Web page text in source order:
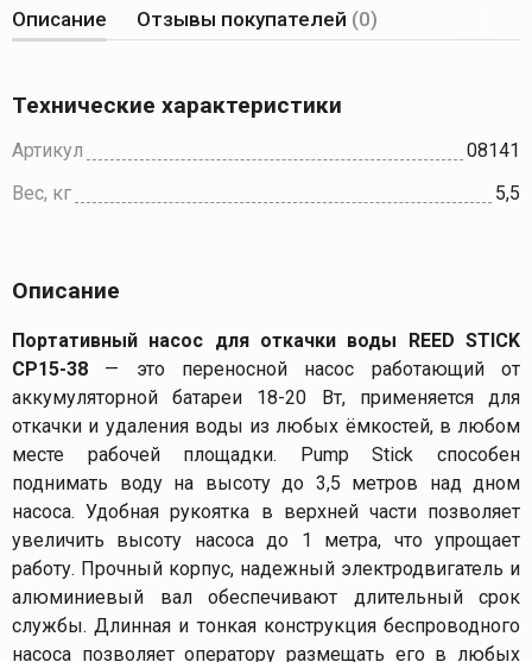
Описание Отзывы покупателей (0)
Технические характеристики
Артикул
08141
Вес, кг
5,5
Описание
Портативный насос для откачки воды REED STICK
СР15-38 — это переносной насос работающий от
аккумуляторной батареи 18-20 Вт, применяется для
откачки и удаления воды из любых ёмкостей, в любом
месте рабочей площадки. Pump Stick способен
поднимать воду на высоту до 3,5 метров над дном
насоса. Удобная рукоятка в верхней части позволяет
увеличить высоту насоса до 1 метра, что упрощает
работу. Прочный корпус, надежный электродвигатель и
алюминиевый вал обеспечивают длительный срок
службы. Длинная и тонкая конструкция беспроводного
насоса позволяет оператору размещать его в любых